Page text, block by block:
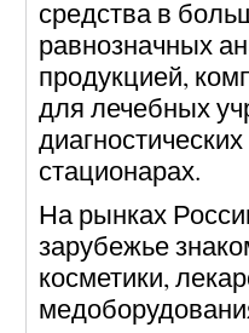
средства в
равнозначных
продукцией,
для лечебных
стационарах.
На рынках
зарубежье
косметики,